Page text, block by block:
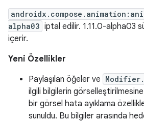
alpha03 iptal edilir. 1.11.0-alpha03
içerir.
Yeni Özellikler
Paylaşılan öğeler ve
ilgili bilgilerin
bir görsel hata ayıklama
sunuldu. Bu bilgiler arasında